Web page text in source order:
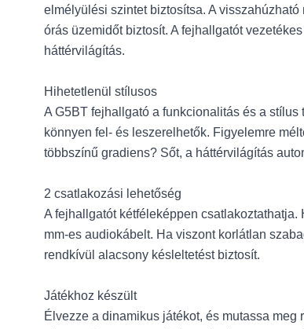
elmélyülési szintet biztosítsa. A
órás üzemidőt biztosít. A fejhallgatót
háttérvilágítás.
Hihetetlenül stílusos
A G5BT fejhallgató a funkcionalitás és a
könnyen fel- és leszerelhetők. Figyelemre
többszínű gradiens? Sőt, a háttérvilágítás
2 csatlakozási lehetőség
A fejhallgatót kétféleképpen
mm-es audiokábelt. Ha viszont korlátlan
rendkívül alacsony késleltetést biztosít.
Játékhoz készült
Élvezze a dinamikus játékot, és mutassa